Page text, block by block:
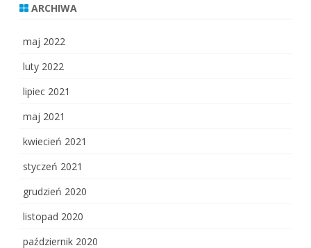
ARCHIWA
maj 2022
luty 2022
lipiec 2021
maj 2021
kwiecień 2021
styczeń 2021
grudzień 2020
listopad 2020
październik 2020